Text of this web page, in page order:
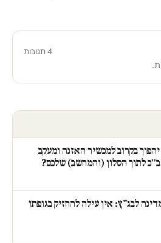
4 תגובות
בקרוב למכשיר האזנה ומעקב
לתוך הסלון (והמחשב) שלכם?
המדינה לבג"ץ: אין עילה להחזיק בגופתו